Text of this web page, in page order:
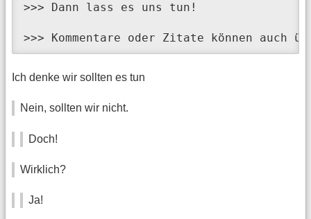
>>> Dann lass es uns tun!
>>> Kommentare oder Zitate können
Ich denke wir sollten es tun
Nein, sollten wir nicht.
Doch!
Wirklich?
Ja!